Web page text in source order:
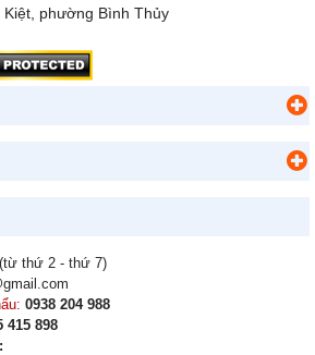
Kiệt, phường Bình Thủy
thứ 2 - thứ 7)
0938 204 988
415 898